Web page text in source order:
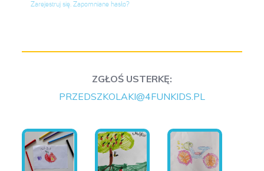
ZGŁOŚ USTERKĘ:
PRZEDSZKOLAKI@4FUNKIDS.PL